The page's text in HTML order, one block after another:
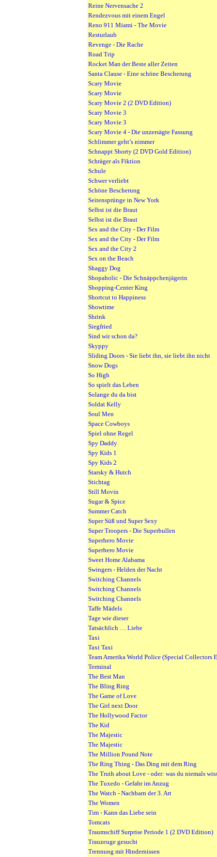
Reine Nervensache 2
Rendezvous mit einem Engel
Reno 911 Miami - The Movie
Resturlaub
Revenge - Die Rache
Road Trip
Rocket Man der Beste aller Zeiten
Santa Clause - Eine schöne Bescherung
Scary Movie
Scary Movie
Scary Movie 2 (2 DVD Edition)
Scary Movie 3
Scary Movie 3
Scary Movie 4 - Die unzersägte Fassung
Schlimmer geht’s nimmer
Schnappt Shorty (2 DVD Gold Edition)
Schräger als Fiktion
Schule
Schwer verliebt
Schöne Bescherung
Seitensprünge in New York
Selbst ist die Braut
Selbst ist die Braut
Sex and the City - Der Film
Sex and the City - Der Film
Sex and the City 2
Sex on the Beach
Shaggy Dog
Shopaholic - Die Schnäppchenjägerin
Shopping-Center King
Shortcut to Happiness
Showtime
Shrink
Siegfried
Sind wir schon da?
Skyppy
Sliding Doors - Sie liebt ihn, sie liebt ihn nicht
Snow Dogs
So High
So spielt das Leben
Solange du da bist
Soldat Kelly
Soul Men
Space Cowboys
Spiel ohne Regel
Spy Daddy
Spy Kids 1
Spy Kids 2
Starsky & Hutch
Stichtag
Still Movin
Sugar & Spice
Summer Catch
Super Süß und Super Sexy
Super Troopers - Die Superbullen
Superhero Movie
Superhero Movie
Sweet Home Alabama
Swingers - Helden der Nacht
Switching Channels
Switching Channels
Switching Channels
Taffe Mädels
Tage wie dieser
Tatsächlich … Liebe
Taxi
Taxi Taxi
Team Amerika World Police (Special Collectors
Terminal
The Best Man
The Bling Ring
The Game of Love
The Girl next Door
The Hollywood Factor
The Kid
The Majestic
The Majestic
The Million Pound Note
The Ring Thing - Das Ding mit dem Ring
The Truth about Love - oder: was du niemals
The Tuxedo - Gefahr im Anzug
The Watch - Nachbarn der 3. Art
The Women
Tim - Kann das Liebe sein
Tomcats
Traumschiff Surprise Periode 1 (2 DVD Edition)
Trauzeuge gesucht
Trennung mit Hindernissen